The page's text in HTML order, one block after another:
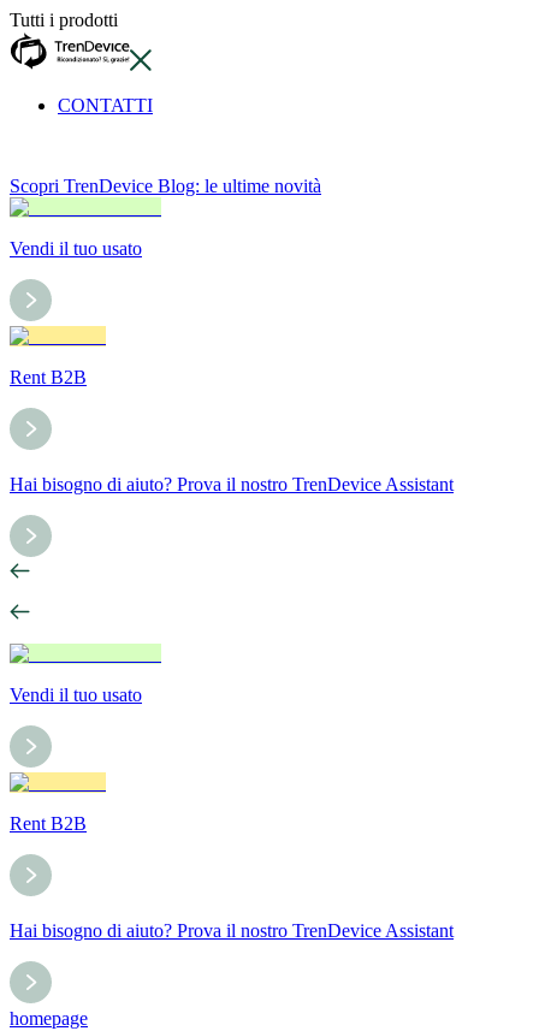
Tutti i prodotti
CONTATTI
Scopri TrenDevice Blog: le ultime novità
Vendi il tuo usato
Rent B2B
Hai bisogno di aiuto? Prova il nostro TrenDevice Assistant
Vendi il tuo usato
Rent B2B
Hai bisogno di aiuto? Prova il nostro TrenDevice Assistant
homepage